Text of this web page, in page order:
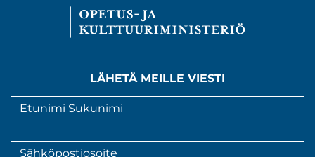
LÄHETÄ MEILLE VIESTI
Nimi
*
Sähköpostiosoite